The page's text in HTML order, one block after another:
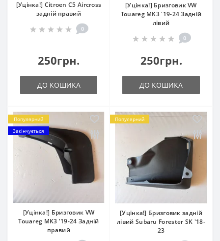
[Уцінка!] Citroen C5 Aircross
задній правий
0
250грн.
ДО КОШИКА
[Уцінка!] Бризговик VW
Touareg MK3 '19-24 Задній
лівий
0
250грн.
ДО КОШИКА
Популярний
Закінчується
[Уцінка!] Бризговик VW
Touareg MK3 '19-24 Задній
правий
Популярний
[Уцінка!] Бризговик задній
лівий Subaru Forester SK '18-
23